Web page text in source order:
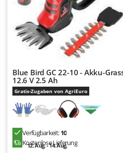
Makita
MAMMAMIA
Marcato
Marina Systems
Mastercook
McCulloch
MCH
Mille
Blue Bird GC 22-10 - Akku-
12.6 V 2.5 Ah
Gratis-Zugaben von AgriEuro
Verfügbarkeit:10
Kostenlose Lieferung
12. Aug. - 14. Aug.